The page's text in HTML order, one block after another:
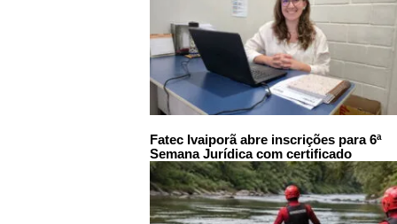
Fatec Ivaiporã abre inscrições para 6ª
Semana Jurídica com certificado